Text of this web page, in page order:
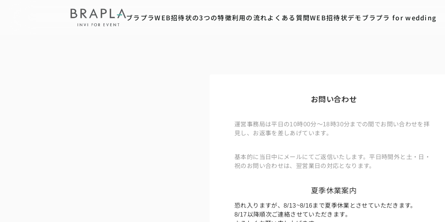
ブラプラWEB招待状の3つの特徴利用の流れよくある質問WEB招待状デモ ブラプラ for wedding
お問い合わせ
運営事務局は平日の10時00分〜18時30分までの間でお問い合わせを拝
見し、お返事を差しあげています。
基本的に当日中にメールにてご返信いたします。平日時間外と土・日・
祝のお問い合わせは、翌営業日の対応となります。
夏季休業案内
恐れ入りますが、8/13~8/16まで夏季休業とさせていただきます。
8/17以降順次ご連絡させていただきます。